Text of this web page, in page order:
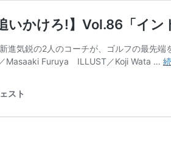
いかけろ!】Vol.86「イ
進気鋭の2人のコーチが、ゴルフの最先
Masaaki Furuya ILLUST／Koji Wata …
スト